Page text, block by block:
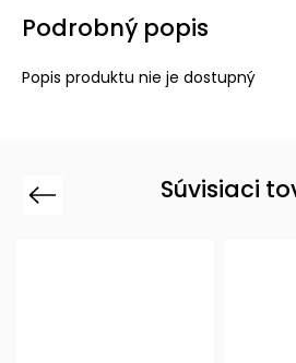
Podrobný popis
Popis produktu nie je dostupný
Súvisiaci
Previous